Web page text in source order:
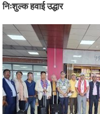
निःशुल्क हवाई उद्धार